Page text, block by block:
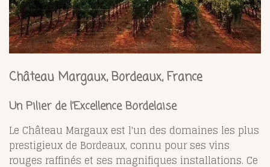
Château Margaux, Bordeaux, France
Un Pilier de l’Excellence Bordelaise
Le Château Margaux est l'un des domaines les plus
prestigieux de Bordeaux, connu pour ses vins
rouges raffinés et ses magnifiques installations. Ce